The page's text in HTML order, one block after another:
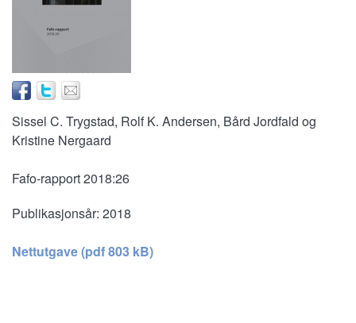
Sissel C. Trygstad, Rolf K. Andersen, Bård Jordfald og
Kristine Nergaard
Fafo-rapport 2018:26
Publikasjonsår: 2018
Nettutgave (pdf 803 kB)